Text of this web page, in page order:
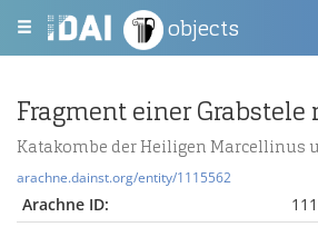
objects
Katakombe der Heiligen Marcellinus
arachne.dainst.org/entity/1115562
Arachne ID: